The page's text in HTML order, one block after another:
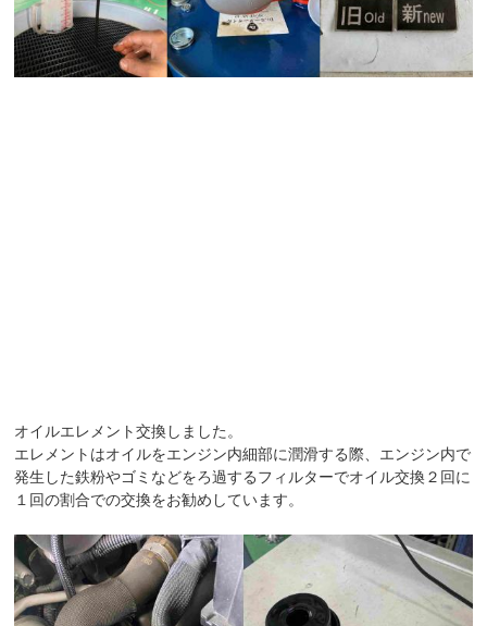
オイルエレメント交換しました。
エレメントはオイルをエンジン内細部に潤滑する際、エンジン内で
発生した鉄粉やゴミなどをろ過するフィルターでオイル交換２回に
１回の割合での交換をお勧めしています。